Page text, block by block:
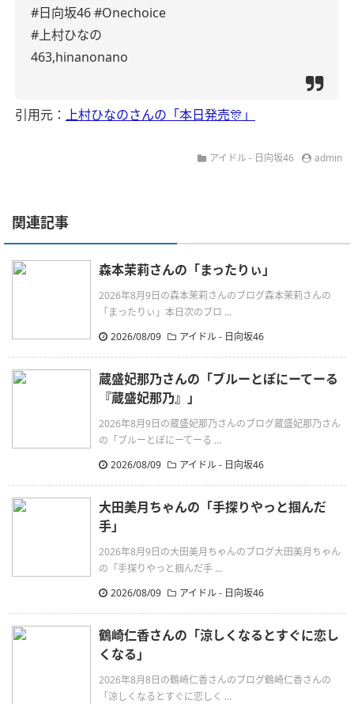
#日向坂46#Onechoice
#上村ひなの
463,hinanonano
引用元： 上村ひなのさんの「本日発売🎊」
アイドル - 日向坂46 admin
関連記事
森本茉莉さんの「まったりぃ」
2026年8月9日の森本茉莉さんのブログ森本茉莉さんの
「まったりぃ」本日次のブロ ...
2026/08/09
アイドル - 日向坂46
蔵盛妃那乃さんの「ブルーとぽにーてーる
『蔵盛妃那乃』」
2026年8月9日の蔵盛妃那乃さんのブログ蔵盛妃那乃さん
の「ブルーとぽにーてーる ...
2026/08/09
アイドル - 日向坂46
大田美月ちゃんの「手探りやっと掴んだ
手」
2026年8月9日の大田美月ちゃんのブログ大田美月ちゃん
の「手探りやっと掴んだ手 ...
2026/08/09
アイドル - 日向坂46
鶴崎仁香さんの「涼しくなるとすぐに恋し
くなる」
2026年8月8日の鶴崎仁香さんのブログ鶴崎仁香さんの
「涼しくなるとすぐに恋しく ...